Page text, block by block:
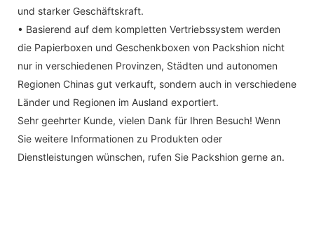
und starker Geschäftskraft.
• Basierend auf dem kompletten Vertriebssystem werden
die Papierboxen und Geschenkboxen von Packshion nicht
nur in verschiedenen Provinzen, Städten und autonomen
Regionen Chinas gut verkauft, sondern auch in verschiedene
Länder und Regionen im Ausland exportiert.
Sehr geehrter Kunde, vielen Dank für Ihren Besuch! Wenn
Sie weitere Informationen zu Produkten oder
Dienstleistungen wünschen, rufen Sie Packshion gerne an.